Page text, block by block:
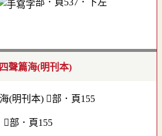
部．頁537．下左
四聲篇海(明刊本)
部．頁155